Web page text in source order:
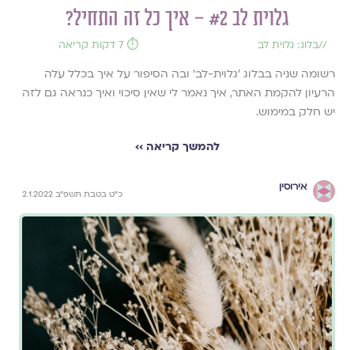
גלוית לב #2 – איך כל זה התחיל?
//בלוג: גלוית לב ⏱️ 7 דקות קריאה
רשומה שניה בבלוג ׳גלוית-לב׳ ובה הסיפור על איך בכלל עלה
הרעיון להקמת האתר, איך נאמר לי שאין סיכוי ואיך כנראה גם לזה
יש חלק במימוש.
להמשך קריאה ››
אירוסין
כ"ט בטבת תשפ"ב 2.1.2022